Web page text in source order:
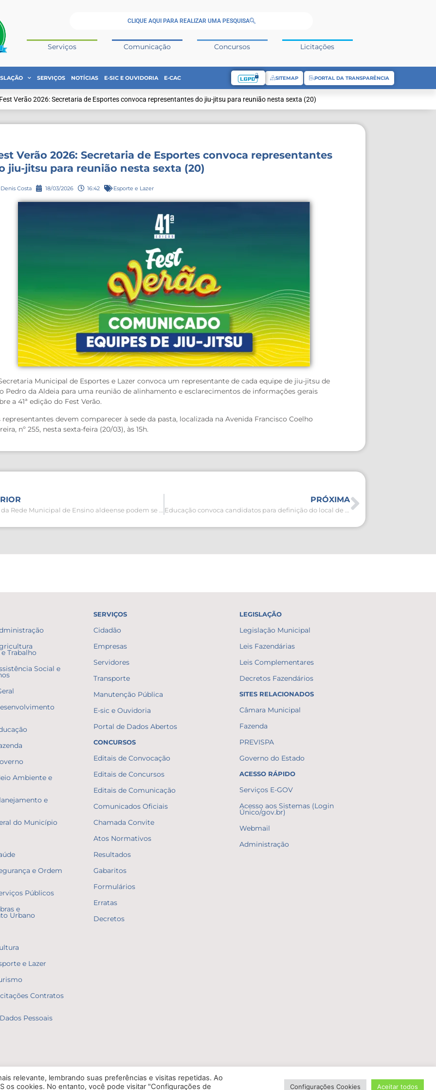
CLIQUE AQUI PARA REALIZAR UMA PESQUISA
Serviços Comunicação Concursos Licitações
SERVIÇOS NOTÍCIAS E-SIC E OUVIDORIA E-CAC SITEMAP PORTAL DA TRANSPARÊNCIA
Fest Verão 2026: Secretaria de Esportes convoca representantes do jiu-jitsu para reunião nesta sexta (20)
Verão 2026: Secretaria de Esportes convoca representantes
jiu-jitsu para reunião nesta sexta (20)
Denis Costa 18/03/2026 16:42 Esporte e Lazer
Municipal de Esportes e Lazer convoca um representante de cada equipe de jiu-jitsu de
Pedro da Aldeia para uma reunião de alinhamento e esclarecimentos de informações gerais
a 41ª edição do Fest Verão.
representantes devem comparecer à sede da pasta, localizada na Avenida Francisco Coelho
nº 255, nesta sexta-feira (20/03), às 15h.
PRÓXIMA
Trabalho
Social e
Ambiente e
e
do Município
e Ordem
Públicos
e
Urbano
e Lazer
Contratos
Pessoais
SERVIÇOS
Cidadão
Empresas
Servidores
Transporte
Manutenção Pública
E-sic e Ouvidoria
Portal de Dados Abertos
CONCURSOS
Editais de Convocação
Editais de Concursos
Editais de Comunicação
Comunicados Oficiais
Chamada Convite
Atos Normativos
Resultados
Gabaritos
Formulários
Erratas
Decretos
LEGISLAÇÃO
Legislação Municipal
Leis Fazendárias
Leis Complementares
Decretos Fazendários
SITES RELACIONADOS
Câmara Municipal
Fazenda
PREVISPA
Governo do Estado
ACESSO RÁPIDO
Serviços E-GOV
Acesso aos Sistemas (Login
Único/gov.br)
Webmail
Administração
relevante, lembrando suas preferências e visitas repetidas. Ao
os cookies. No entanto, você pode visitar "Configurações de
Configurações Cookies Aceitar todos